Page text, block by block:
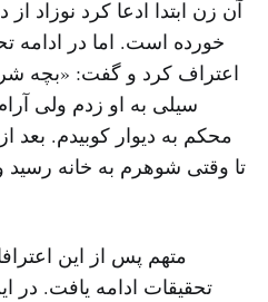
آن زن ابتدا ادعا کرد نوزاد
خورده است. اما در ادامه
اعتراف کرد و گفت: «بچه
سیلی به او زدم ولی
محکم به دیوار کوبیدم. بعد
تا وقتی شوهرم به خانه رسید
متهم پس از این
تحقیقات ادامه یافت.